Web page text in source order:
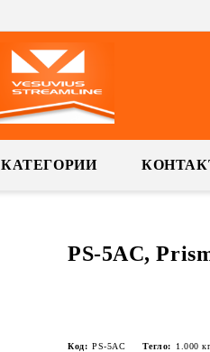
КАТЕГОРИИ
PS-5AC,
Код: PS-5AC Тегло: 1.000 кг